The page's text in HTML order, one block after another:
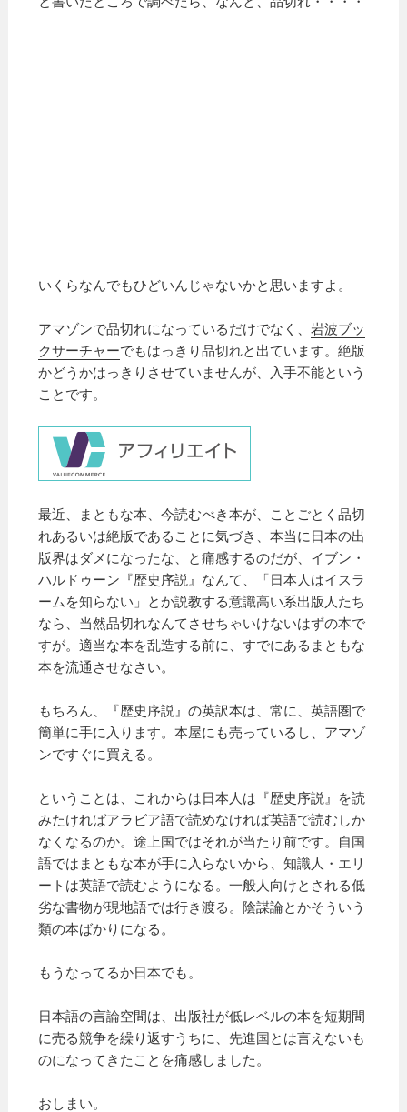
いくらなんでもひどいんじゃないかと思いますよ。
アマゾンで品切れになっているだけでなく、岩波ブッ
クサーチャーでもはっきり品切れと出ています。絶版
かどうかはっきりさせていませんが、入手不能という
ことです。
最近、まともな本、今読むべき本が、ことごとく品切
れあるいは絶版であることに気づき、本当に日本の出
版界はダメになったな、と痛感するのだが、イブン・
ハルドゥーン『歴史序説』なんて、「日本人はイスラ
ームを知らない」とか説教する意識高い系出版人たち
なら、当然品切れなんてさせちゃいけないはずの本で
すが。適当な本を乱造する前に、すでにあるまともな
本を流通させなさい。
もちろん、『歴史序説』の英訳本は、常に、英語圏で
簡単に手に入ります。本屋にも売っているし、アマゾ
ンですぐに買える。
ということは、これからは日本人は『歴史序説』を読
みたければアラビア語で読めなければ英語で読むしか
なくなるのか。途上国ではそれが当たり前です。自国
語ではまともな本が手に入らないから、知識人・エリ
ートは英語で読むようになる。一般人向けとされる低
劣な書物が現地語では行き渡る。陰謀論とかそういう
類の本ばかりになる。
もうなってるか日本でも。
日本語の言論空間は、出版社が低レベルの本を短期間
に売る競争を繰り返すうちに、先進国とは言えないも
のになってきたことを痛感しました。
おしまい。